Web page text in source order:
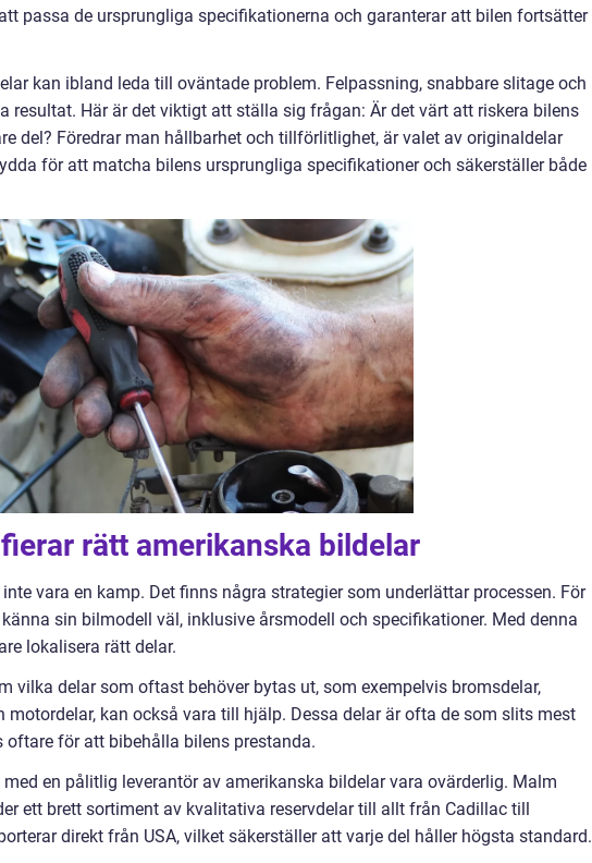
passa de ursprungliga specifikationerna och garanterar att bilen fortsätter
kan ibland leda till oväntade problem. Felpassning, snabbare slitage och
resultat. Här är det viktigt att ställa sig frågan: Är det värt att riskera bilens
del? Föredrar man hållbarhet och tillförlitlighet, är valet av originaldelar
för att matcha bilens ursprungliga specifikationer och säkerställer både
rätt amerikanska bildelar
vara en kamp. Det finns några strategier som underlättar processen. För
sin bilmodell väl, inklusive årsmodell och specifikationer. Med denna
lokalisera rätt delar.
vilka delar som oftast behöver bytas ut, som exempelvis bromsdelar,
motordelar, kan också vara till hjälp. Dessa delar är ofta de som slits mest
oftare för att bibehålla bilens prestanda.
en pålitlig leverantör av amerikanska bildelar vara ovärderlig. Malm
ett brett sortiment av kvalitativa reservdelar till allt från Cadillac till
direkt från USA, vilket säkerställer att varje del håller högsta standard.